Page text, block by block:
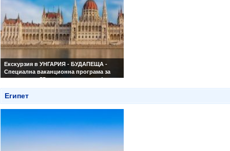
Екскурзия в УНГАРИЯ - БУДАПЕЩА -
Специална ваканционна програма за
туристи над 55 години и приятели!
3 нощувки със закуски и вечери
Египет